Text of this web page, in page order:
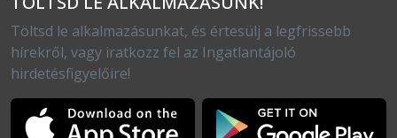
Töltsd le alkalmazásunkat, és értesülj a legfrissebb
hírekről, vagy iratkozz fel az Ingatlantájoló
hirdetésfigyelőire!